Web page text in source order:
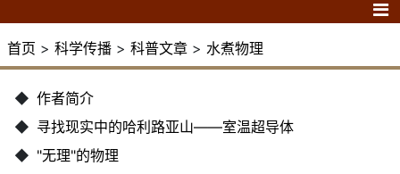
首页 > 科学传播 > 科普文章 > 水煮物理
◆ 作者简介
◆ 寻找现实中的哈利路亚山——室温超导体
◆ "无理"的物理